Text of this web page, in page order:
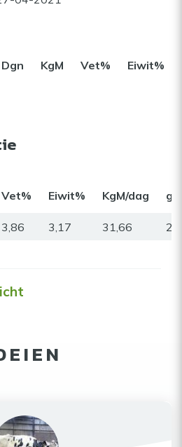
Dgn KgM Vet% Eiwit%
Vet% Eiwit% KgM/dag gr
3,86 3,17 31,66